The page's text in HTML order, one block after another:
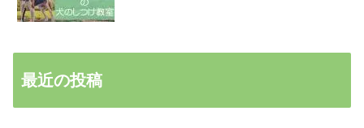
最近の投稿